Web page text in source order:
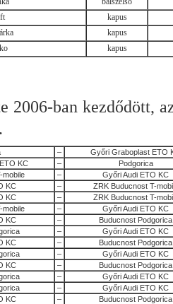
kapus
kapus
kapus
2006-ban kezdődött,
–
Győri Graboplast ETO
KC –
Podgorica
mobile –
Győri Audi ETO KC
KC –
ZRK Buducnost T-
KC –
ZRK Buducnost T-
mobile –
Győri Audi ETO KC
KC –
Buducnost Podgorica
–
Győri Audi ETO KC
KC –
Buducnost Podgorica
–
Győri Audi ETO KC
KC –
Buducnost Podgorica
–
Győri Audi ETO KC
–
Győri Audi ETO KC
KC –
Buducnost Podgorica